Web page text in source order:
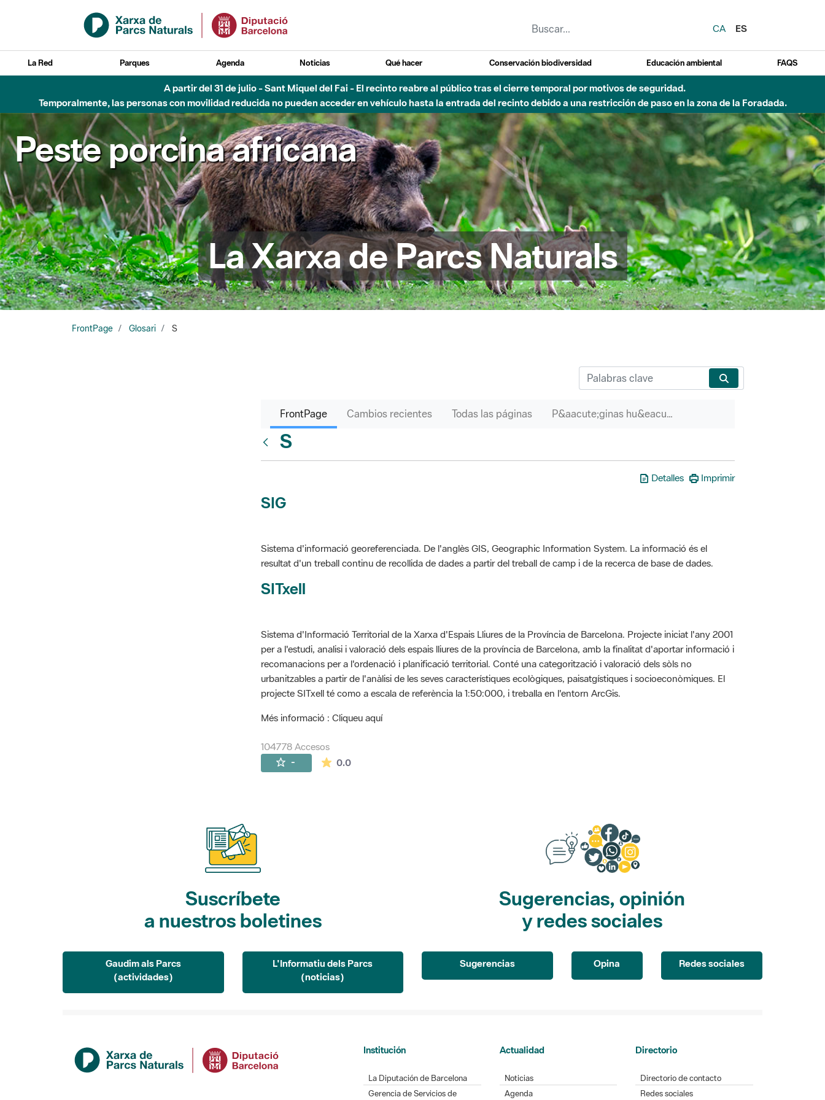
Saltar al contenido principal
CA
ES
La Red Parques Agenda Noticias Qué hacer Conservación biodiversidad Educación ambiental FAQS
A partir del 31 de julio - Sant Miquel del Fai - El recinto reabre al público tras el cierre temporal por motivos de seguridad.
Temporalmente, las personas con movilidad reducida no pueden acceder en vehículo hasta la entrada del recinto debido a una restricción de paso en la zona de la Foradada.
Peste porcina africana
La Xarxa de Parcs Naturals
FrontPage Glosari S
FrontPage Cambios recientes Todas las páginas P&aacute;ginas hu&eacute;rfanas
S
Detalles Imprimir
SIG
Sistema d'informació georeferenciada. De l'anglès GIS, Geographic Information System. La informació és el
resultat d'un treball continu de recollida de dades a partir del treball de camp i de la recerca de base de dades.
SITxell
Sistema d'Informació Territorial de la Xarxa d'Espais Lliures de la Província de Barcelona. Projecte iniciat l'any 2001
per a l'estudi, analisi i valoració dels espais lliures de la província de Barcelona, amb la finalitat d'aportar informació i
recomanacions per a l'ordenació i planificació territorial. Conté una categorització i valoració dels sòls no
urbanitzables a partir de l'anàlisi de les seves característiques ecològiques, paisatgístiques i socioeconòmiques. El
projecte SITxell té como a escala de referència la 1:50:000, i treballa en l'entorn ArcGis.
Més informació : Cliqueu aquí
104778 Accesos
- 0.0La valoración media es de 0 estrellas de 5.
Suscríbete
a nuestros boletines
Gaudim als Parcs
(actividades)
L'Informatiu dels Parcs
(noticias)
Sugerencias, opinión
y redes sociales
Sugerencias Opina Redes sociales
Institución
La Diputación de Barcelona
Gerencia de Servicios de
Actualidad
Noticias
Agenda
Directorio
Directorio de contacto
Redes sociales